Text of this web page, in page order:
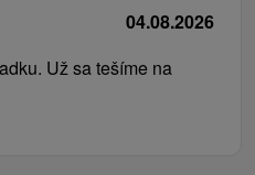
04.08.2026
Už sa tešíme na